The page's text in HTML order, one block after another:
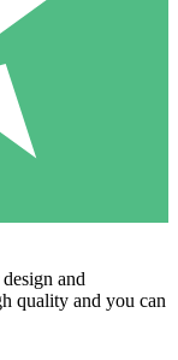
and
quality and you can